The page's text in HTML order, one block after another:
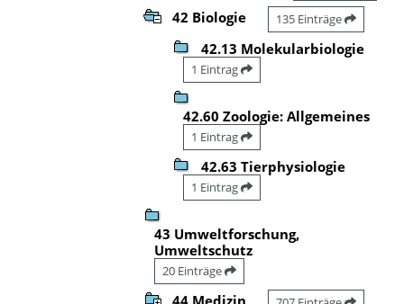
42 Biologie 135 Einträge
42.13 Molekularbiologie
1 Eintrag
42.60 Zoologie: Allgemeines
1 Eintrag
42.63 Tierphysiologie
1 Eintrag
43 Umweltforschung,
Umweltschutz
20 Einträge
44 Medizin